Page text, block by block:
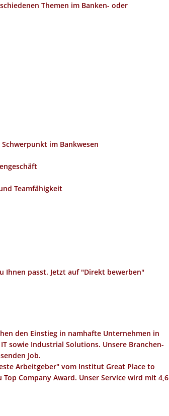
Themen im Banken- oder
im Bankwesen
Teamfähigkeit
Ihnen passt. Jetzt auf "Direkt bewerben"
den Einstieg in namhafte Unternehmen in
sowie Industrial Solutions. Unsere Branchen-
Job.
Arbeitgeber" vom Institut Great Place to
Top Company Award. Unser Service wird mit 4,6